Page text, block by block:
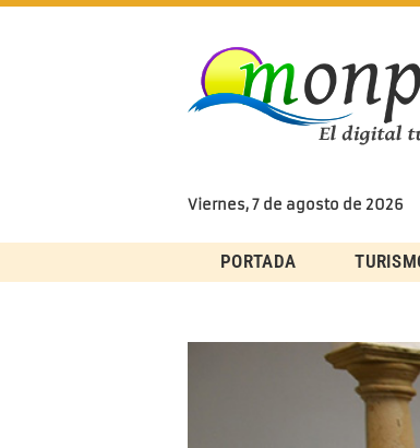
Skip
Viernes, 7 de agosto de 2026
PORTADA